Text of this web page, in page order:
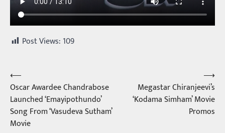
Post Views: 109
Post
navigation
⟵
Oscar Awardee Chandrabose
Launched ‘Emayipothundo’
Song From ‘Vasudeva Sutham’
Movie
Megastar Chiranjeevi’s
‘Kodama Simham’ Movie
Promos
⟶